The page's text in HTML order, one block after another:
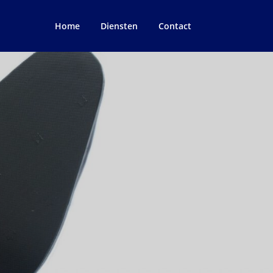
Home Diensten Contact